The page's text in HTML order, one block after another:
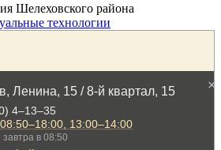
Шелеховского района
технологии